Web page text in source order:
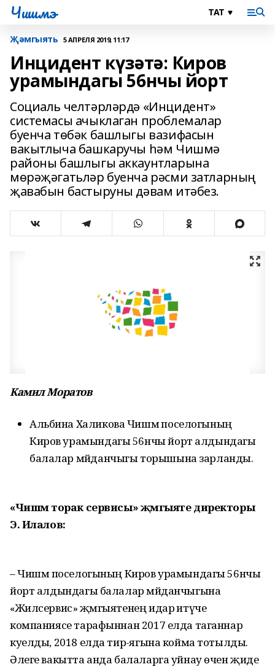
Чишмэ
Җәмгыять 5 АПРЕЛЯ 2019, 11:17
Инцидент күзәтә: Киров
урамындагы 56нчы йорт
Социаль челтәрләрдә «Инцидент»
системасы ачыклаган проблемалар
буенча төбәк башлыгы вазифасын
вакытлыча башкаручы һәм Чишмә
районы башлыгы аккаунтларына
мөрәҗәгатьләр буенча рәсми затларның
җавабын бастыруны дәвам итәбез.
Камил Моратов
Альбина Халикова Чишмә поселогының
Киров урамындагы 56нчы йорт алдындагы
балалар мәйданчыгы торышына зарланды.
«Чишмә торак сервисы» җәмгыяте директоры
Э. Илалов:
– Чишмә поселогының Киров урамындагы 56нчы
йорт алдындагы балалар мәйданчыгына
«Жилсервис» җәмгыятенең идарә итүче
компаниясе тарафыннан 2017 елда таганнар
куелды, 2018 елда тирә-ягына койма тотылды.
Әлеге вакытта анда балаларга уйнау өчен җиде